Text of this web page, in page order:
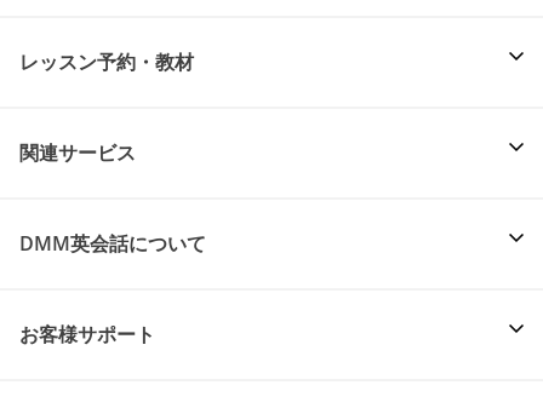
レッスン予約・教材
関連サービス
DMM英会話について
お客様サポート